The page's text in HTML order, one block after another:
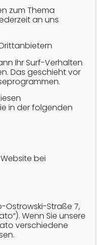
zum Thema
an uns
Ihr Surf-Verhalten
Das geschieht vor
in der folgenden
bei
Ostrowski-Straße 7,
Wenn Sie unsere
verschiedene